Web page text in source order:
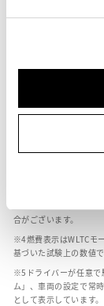
車の種類、仕様に
ールベースが左右で数
エンジン仕様によ
合がございます。
燃費表示はWLTCモ
基づいた試験上の数値
ドライバーが任意
ム」、車両の設定で常
として表示しています。